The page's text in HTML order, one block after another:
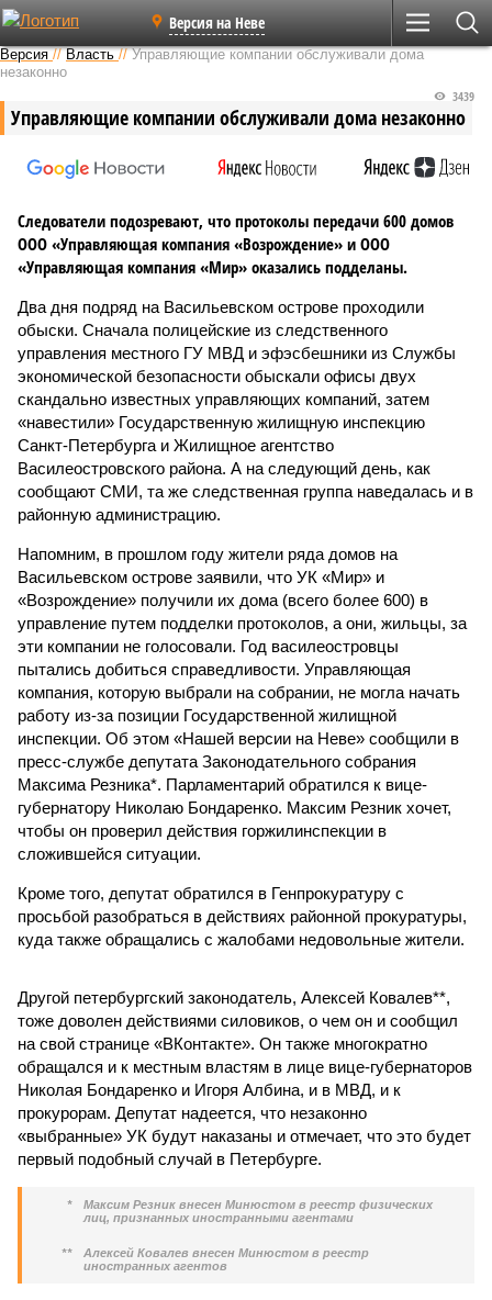
Версия на Неве
Версия //Власть //Управляющие компании обслуживали дома
незаконно
Управляющие компании обслуживали дома незаконно
3439
Следователи подозревают, что протоколы передачи 600 домов
ООО «Управляющая компания «Возрождение» и ООО
«Управляющая компания «Мир» оказались подделаны.
Два дня подряд на Васильевском острове проходили
обыски. Сначала полицейские из следственного
управления местного ГУ МВД и эфэсбешники из Службы
экономической безопасности обыскали офисы двух
скандально известных управляющих компаний, затем
«навестили» Государственную жилищную инспекцию
Санкт-Петербурга и Жилищное агентство
Василеостровского района. А на следующий день, как
сообщают СМИ, та же следственная группа наведалась и в
районную администрацию.
Напомним, в прошлом году жители ряда домов на
Васильевском острове заявили, что УК «Мир» и
«Возрождение» получили их дома (всего более 600) в
управление путем подделки протоколов, а они, жильцы, за
эти компании не голосовали. Год василеостровцы
пытались добиться справедливости. Управляющая
компания, которую выбрали на собрании, не могла начать
работу из-за позиции Государственной жилищной
инспекции. Об этом «Нашей версии на Неве» сообщили в
пресс-службе депутата Законодательного собрания
Максима Резника*. Парламентарий обратился к вице-
губернатору Николаю Бондаренко. Максим Резник хочет,
чтобы он проверил действия горжилинспекции в
сложившейся ситуации.
Кроме того, депутат обратился в Генпрокуратуру с
просьбой разобраться в действиях районной прокуратуры,
куда также обращались с жалобами недовольные жители.
Другой петербургский законодатель, Алексей Ковалев**,
тоже доволен действиями силовиков, о чем он и сообщил
на свой странице «ВКонтакте». Он также многократно
обращался и к местным властям в лице вице-губернаторов
Николая Бондаренко и Игоря Албина, и в МВД, и к
прокурорам. Депутат надеется, что незаконно
«выбранные» УК будут наказаны и отмечает, что это будет
первый подобный случай в Петербурге.
*
Максим Резник внесен Минюстом в реестр физических
лиц, признанных иностранными агентами
**
Алексей Ковалев внесен Минюстом в реестр
иностранных агентов